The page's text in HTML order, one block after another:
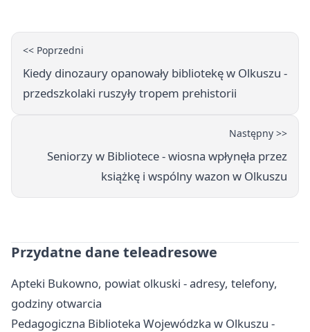
<< Poprzedni
Kiedy dinozaury opanowały bibliotekę w Olkuszu -
przedszkolaki ruszyły tropem prehistorii
Następny >>
Seniorzy w Bibliotece - wiosna wpłynęła przez
książkę i wspólny wazon w Olkuszu
Przydatne dane teleadresowe
Apteki Bukowno, powiat olkuski - adresy, telefony,
godziny otwarcia
Pedagogiczna Biblioteka Wojewódzka w Olkuszu -